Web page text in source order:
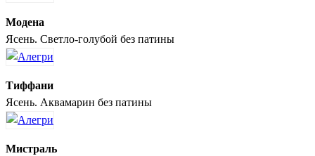
Модена
Ясень. Светло-голубой без патины
Тиффани
Ясень. Аквамарин без патины
Мистраль